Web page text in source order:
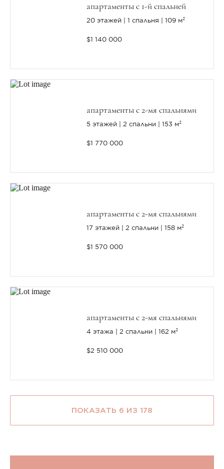
апартаменты с 1-й спальней
20 этажей 1 спальня 109 м²
$1 140 000
апартаменты с 2-мя спальнями
5 этажей 2 спальни 153 м²
$1 770 000
апартаменты с 2-мя спальнями
17 этажей 2 спальни 158 м²
$1 570 000
апартаменты с 2-мя спальнями
4 этажа 2 спальни 162 м²
$2 510 000
ПОКАЗАТЬ 6 ИЗ 178